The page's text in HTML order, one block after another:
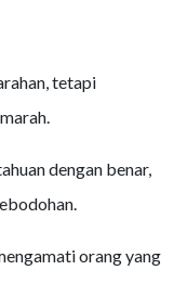
tetapi
dengan benar,
orang yang